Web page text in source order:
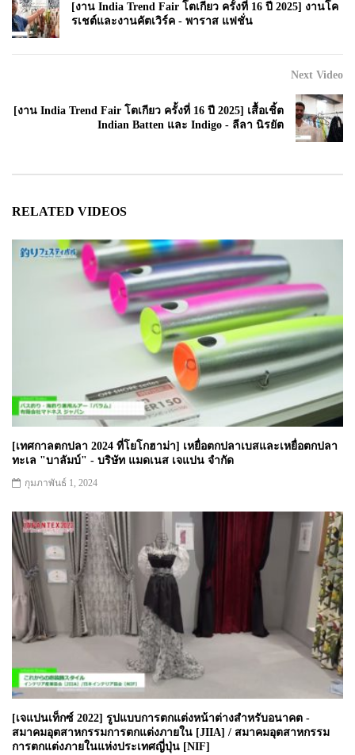
[งาน India Trend Fair โตเกียว ครั้งที่ 16 ปี 2025] งานโค
รเชต์และงานคัตเวิร์ค - พาราส แฟชั่น
Next Video
[งาน India Trend Fair โตเกียว ครั้งที่ 16 ปี 2025] เสื้อเชิ้ต
Indian Batten และ Indigo - ลีลา นิรยัต
RELATED VIDEOS
[เทศกาลตกปลา 2024 ที่โยโกฮาม่า] เหยื่อตกปลาเบสและเหยื่อตกปลา
ทะเล "บาลัมบ์" - บริษัท แมดเนส เจแปน จำกัด
กุมภาพันธ์ 1, 2024
[เจแปนเท็กซ์ 2022] รูปแบบการตกแต่งหน้าต่างสำหรับอนาคต -
สมาคมอุตสาหกรรมการตกแต่งภายใน [JIIA] / สมาคมอุตสาหกรรม
การตกแต่งภายในแห่งประเทศญี่ปุ่น [NIF]